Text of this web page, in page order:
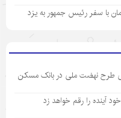
طرح نهضت ملی در بانک مسکن
آینده را رقم خواهد زد